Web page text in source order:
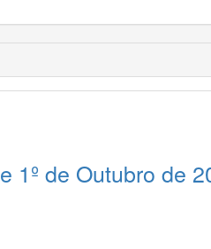
1º de Outubro de